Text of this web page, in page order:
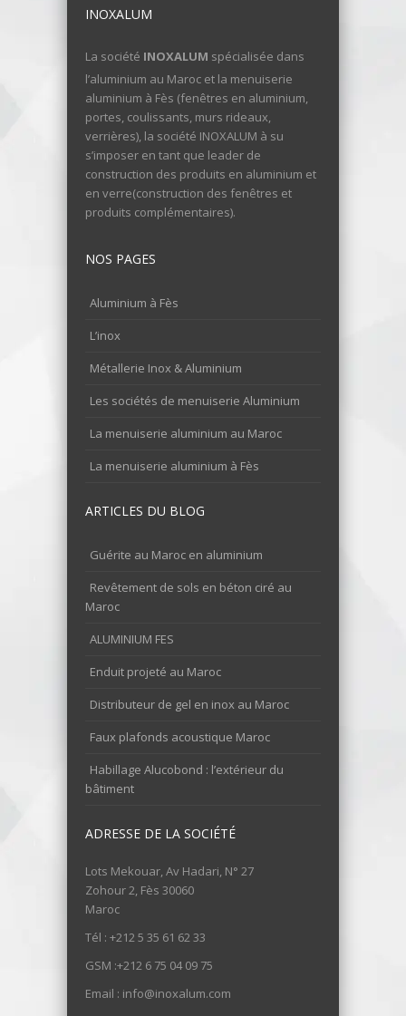
INOXALUM
La société INOXALUM spécialisée dans
l’aluminium au Maroc et la menuiserie
aluminium à Fès (fenêtres en aluminium,
portes, coulissants, murs rideaux,
verrières), la société INOXALUM à su
s’imposer en tant que leader de
construction des produits en aluminium et
en verre(construction des fenêtres et
produits complémentaires).
NOS PAGES
Aluminium à Fès
L’inox
Métallerie Inox & Aluminium
Les sociétés de menuiserie Aluminium
La menuiserie aluminium au Maroc
La menuiserie aluminium à Fès
ARTICLES DU BLOG
Guérite au Maroc en aluminium
Revêtement de sols en béton ciré au
Maroc
ALUMINIUM FES
Enduit projeté au Maroc
Distributeur de gel en inox au Maroc
Faux plafonds acoustique Maroc
Habillage Alucobond : l’extérieur du
bâtiment
ADRESSE DE LA SOCIÉTÉ
Lots Mekouar, Av Hadari, N° 27
Zohour 2, Fès 30060
Maroc
Tél : +212 5 35 61 62 33
GSM :+212 6 75 04 09 75
Email : info@inoxalum.com